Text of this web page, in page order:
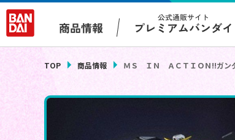
商品情報
公式通販サイト
プレミアムバンダイ
TOP 商品情報 ＭＳ ＩＮ ＡＣＴＩＯＮ!!ガン